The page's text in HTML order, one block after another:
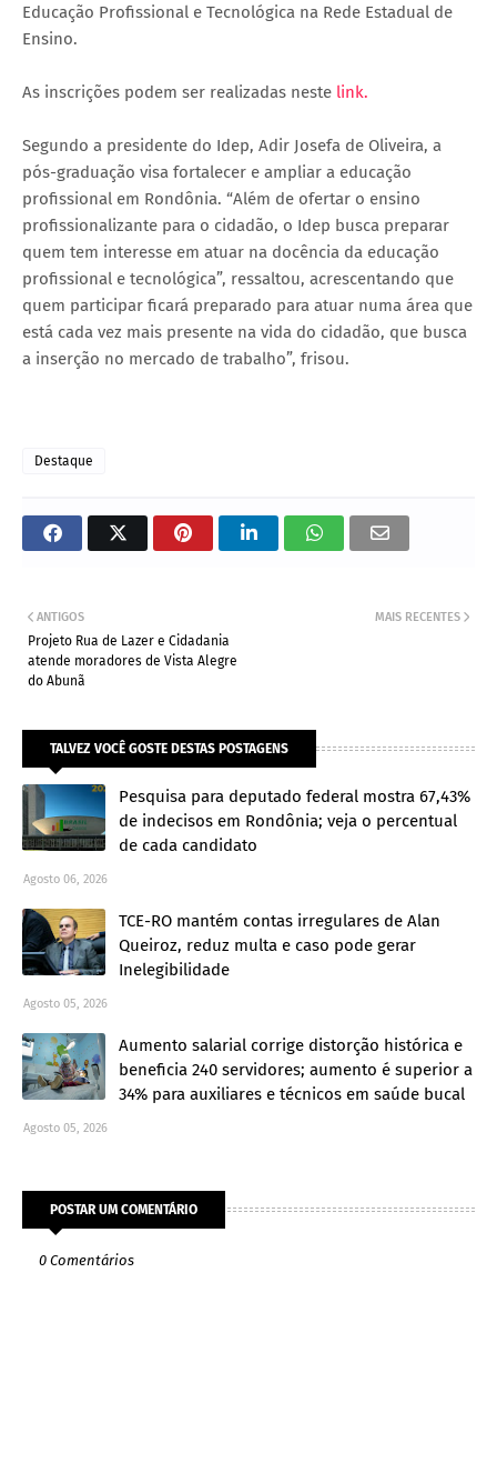
Educação Profissional e Tecnológica na Rede Estadual de
Ensino.
As inscrições podem ser realizadas neste link.
Segundo a presidente do Idep, Adir Josefa de Oliveira, a
pós-graduação visa fortalecer e ampliar a educação
profissional em Rondônia. “Além de ofertar o ensino
profissionalizante para o cidadão, o Idep busca preparar
quem tem interesse em atuar na docência da educação
profissional e tecnológica”, ressaltou, acrescentando que
quem participar ficará preparado para atuar numa área que
está cada vez mais presente na vida do cidadão, que busca
a inserção no mercado de trabalho”, frisou.
Destaque
MAIS RECENTES
ANTIGOS
Projeto Rua de Lazer e Cidadania
atende moradores de Vista Alegre
do Abunã
TALVEZ VOCÊ GOSTE DESTAS POSTAGENS
Pesquisa para deputado federal mostra 67,43%
de indecisos em Rondônia; veja o percentual
de cada candidato
Agosto 06, 2026
TCE-RO mantém contas irregulares de Alan
Queiroz, reduz multa e caso pode gerar
Inelegibilidade
Agosto 05, 2026
Aumento salarial corrige distorção histórica e
beneficia 240 servidores; aumento é superior a
34% para auxiliares e técnicos em saúde bucal
Agosto 05, 2026
POSTAR UM COMENTÁRIO
0 Comentários